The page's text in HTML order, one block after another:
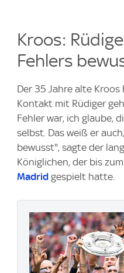
Kroos:
Fehlers
Der 35 Jahre alte Kroos
Kontakt mit Rüdiger
Fehler war, ich glaube,
selbst. Das weiß er
bewusst", sagte der
Königlichen, der bis
Madrid gespielt hatte.